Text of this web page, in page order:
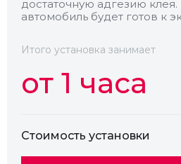
Обогрев
Камера
достаточную адгезию клея.
автомобиль будет готов к
Итого установка занимает
от 1 часа
Стоимость установки